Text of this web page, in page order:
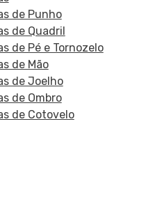
de Punho
de Quadril
de Pé e Tornozelo
de Mão
de Joelho
de Ombro
de Cotovelo